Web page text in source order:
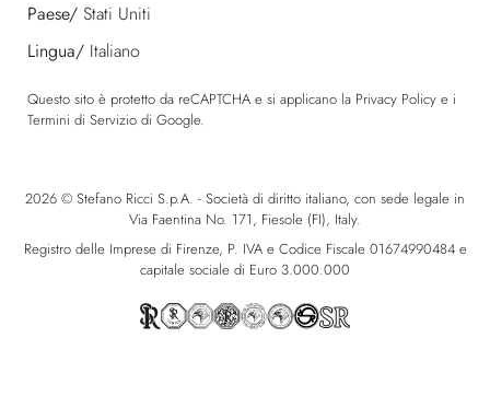
Paese/ Stati Uniti
Lingua/ Italiano
Questo sito è protetto da reCAPTCHA e si applicano la Privacy Policy e i
Termini di Servizio di Google.
2026 © Stefano Ricci S.p.A. - Società di diritto italiano, con sede legale in
Via Faentina No. 171, Fiesole (FI), Italy.
Registro delle Imprese di Firenze, P. IVA e Codice Fiscale 01674990484 e
capitale sociale di Euro 3.000.000